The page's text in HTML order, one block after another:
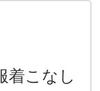
こなし